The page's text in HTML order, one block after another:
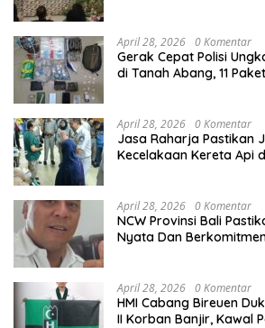
April 28, 2026 0 Komentar
Gerak Cepat Polisi
di Tanah Abang, 11
April 28, 2026 0 Komentar
Jasa Raharja Pastikan
Kecelakaan Kereta Api
April 28, 2026 0 Komentar
NCW Provinsi Bali
Nyata Dan
April 28, 2026 0 Komentar
HMI Cabang Bireuen
II Korban Banjir, Kawal